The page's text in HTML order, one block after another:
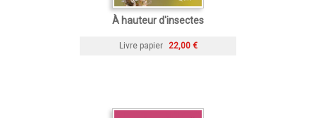
À hauteur d'insectes
Livre papier 22,00 €